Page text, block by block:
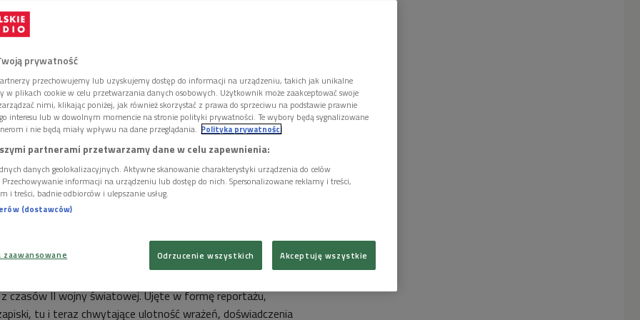
Kusiński/Polskie Radio
"Kroniki wojenne" Aurelii Wyleżyńskiej nie są
czasów II wojny światowej. Ujęte w formę reportażu,
tu i teraz chwytające ulotność wrażeń, doświadczenia
prywatność
przechowujemy lub uzyskujemy dostęp do informacji na urządzeniu, takich jak unikalne
w plikach cookie w celu przetwarzania danych osobowych. Użytkownik może zaakceptować swoje
nimi, klikając poniżej, jak również skorzystać z prawa do sprzeciwu na podstawie prawnie
interesu lub w dowolnym momencie na stronie polityki prywatności. Te wybory będą sygnalizowane
i nie będą miały wpływu na dane przeglądania. Polityka prywatności
partnerami przetwarzamy dane w celu zapewnienia:
danych geolokalizacyjnych. Aktywne skanowanie charakterystyki urządzenia do celów
informacji na urządzeniu lub dostęp do nich. Spersonalizowane reklamy i treści,
i treści, badnie odbiorców i ulepszanie usług.
(dostawców)
Odrzucenie wszystkich Akceptuję wszystkie